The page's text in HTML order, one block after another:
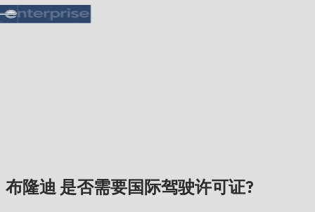
布隆迪 是否需要国际驾驶许可证?